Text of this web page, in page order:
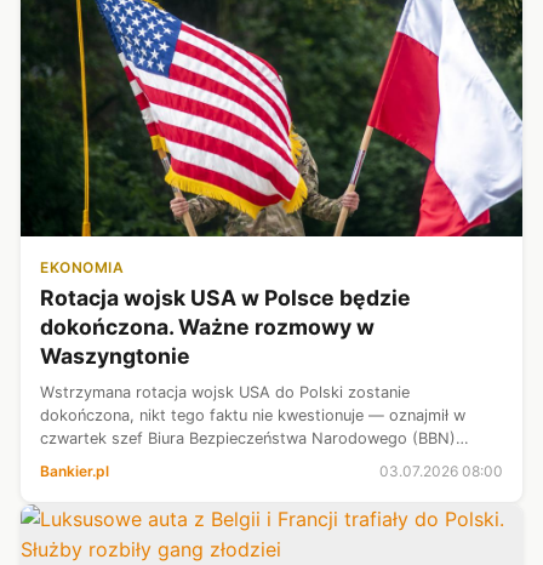
EKONOMIA
Rotacja wojsk USA w Polsce będzie
dokończona. Ważne rozmowy w
Waszyngtonie
Wstrzymana rotacja wojsk USA do Polski zostanie
dokończona, nikt tego faktu nie kwestionuje — oznajmił w
czwartek szef Biura Bezpieczeństwa Narodowego (BBN)
ds. politycznych Elbridge'em Colbym....
Bankier.pl 03.07.2026 08:00